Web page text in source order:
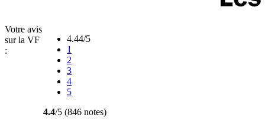
Votre avis
sur la VF
:
4.44/5
1
2
3
4
5
4.4/5 (846 notes)